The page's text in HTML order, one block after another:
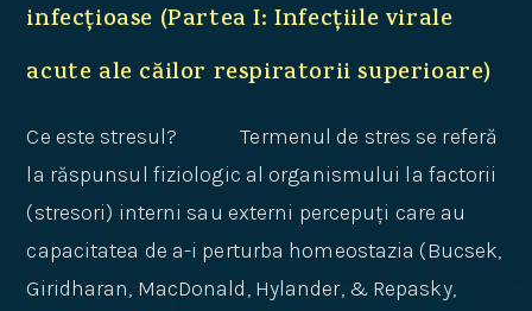
infecțioase (Partea I: Infecțiile virale
acute ale căilor respiratorii superioare)
Ce este stresul? Termenul de stres se referă
la răspunsul fiziologic al organismului la factorii
(stresori) interni sau externi percepuți care au
capacitatea de a-i perturba homeostazia (Bucsek,
Giridharan, MacDonald, Hylander, & Repasky,